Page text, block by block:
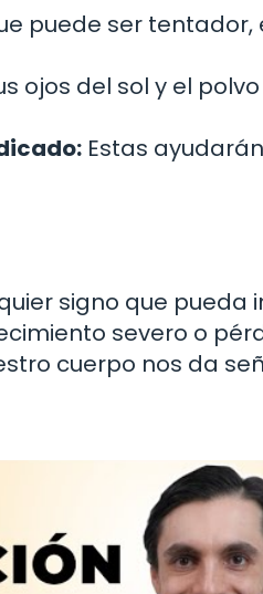
puede ser
ojos del sol y el
Estas
signo que pueda
severo o
cuerpo nos da